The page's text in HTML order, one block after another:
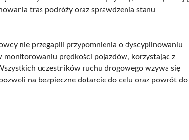
tras podróży oraz sprawdzenia stanu
nie przegapili przypomnienia o dyscyplinowaniu
monitorowaniu prędkości pojazdów, korzystając z
uczestników ruchu drogowego wzywa się
na bezpieczne dotarcie do celu oraz powrót do